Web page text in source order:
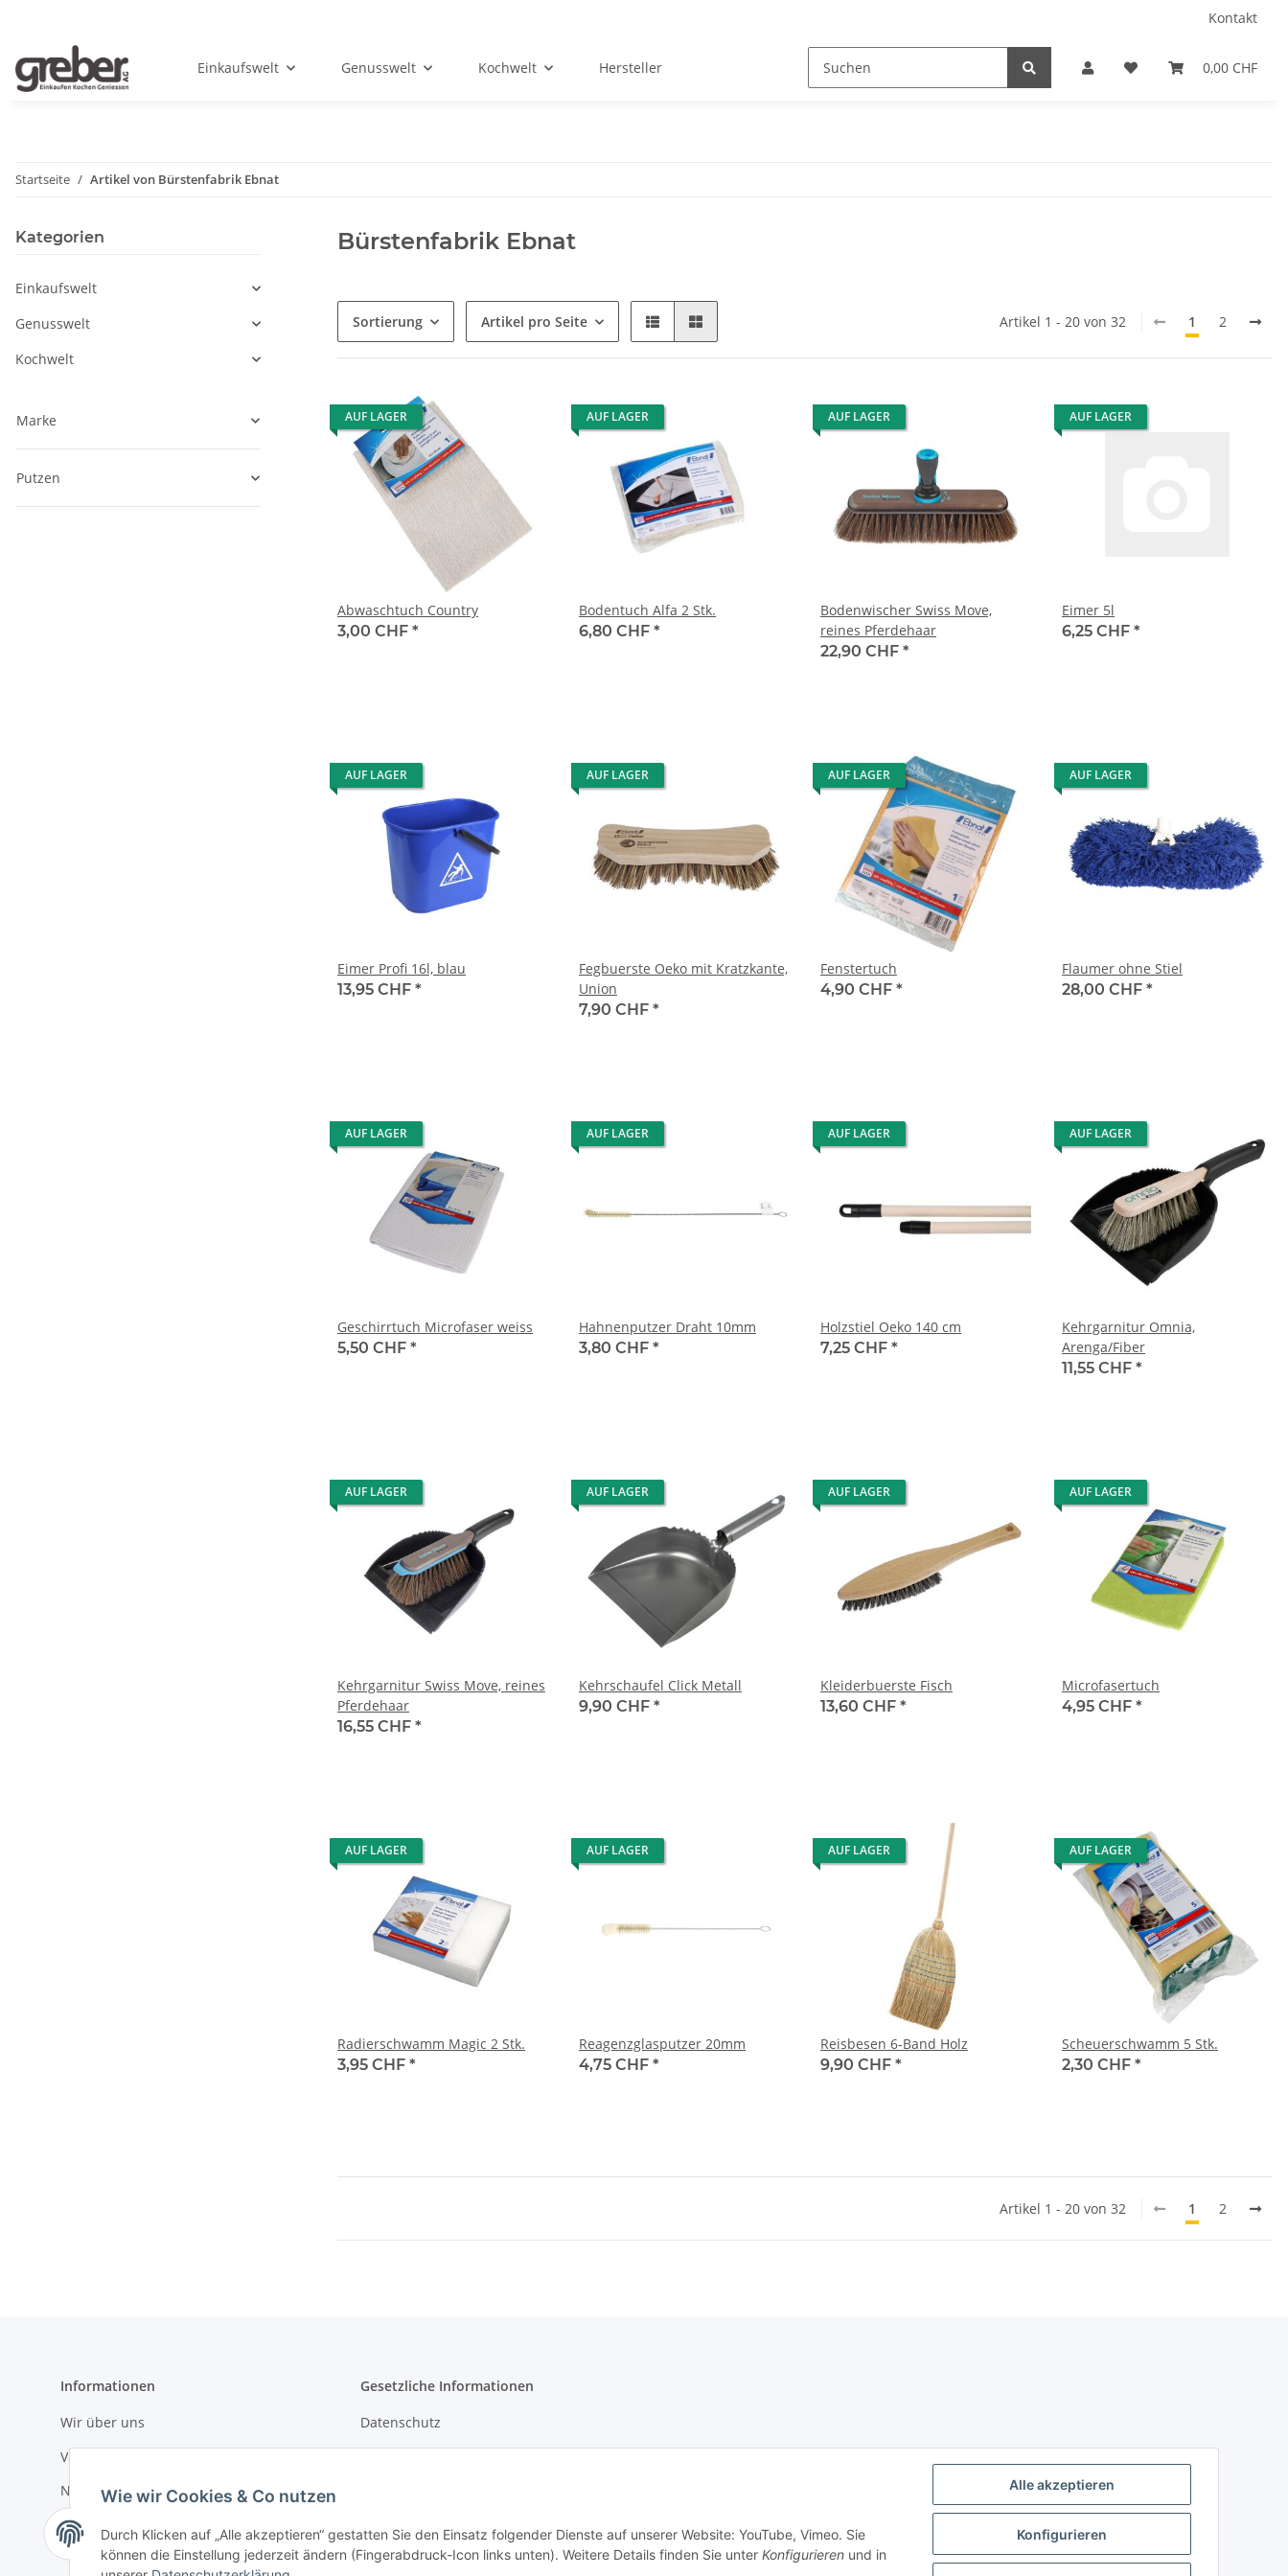
Kontakt
0,00 CHF
Einkaufswelt Genusswelt Kochwelt Hersteller
Startseite Artikel von Bürstenfabrik Ebnat
Bürstenfabrik Ebnat
Sortierung Artikel pro Seite Artikel 1 - 20 von 32 1 2
AUF LAGER
Abwaschtuch Country
3,00 CHF *
AUF LAGER
Bodentuch Alfa 2 Stk.
6,80 CHF *
AUF LAGER
Bodenwischer Swiss Move,
reines Pferdehaar
22,90 CHF *
AUF LAGER
Eimer 5l
6,25 CHF *
AUF LAGER
Eimer Profi 16l, blau
13,95 CHF *
AUF LAGER
Fegbuerste Oeko mit Kratzkante,
Union
7,90 CHF *
AUF LAGER
Fenstertuch
4,90 CHF *
AUF LAGER
Flaumer ohne Stiel
28,00 CHF *
AUF LAGER
Geschirrtuch Microfaser weiss
5,50 CHF *
AUF LAGER
Hahnenputzer Draht 10mm
3,80 CHF *
AUF LAGER
Holzstiel Oeko 140 cm
7,25 CHF *
AUF LAGER
Kehrgarnitur Omnia,
Arenga/Fiber
11,55 CHF *
AUF LAGER
Kehrgarnitur Swiss Move, reines
Pferdehaar
16,55 CHF *
AUF LAGER
Kehrschaufel Click Metall
9,90 CHF *
AUF LAGER
Kleiderbuerste Fisch
13,60 CHF *
AUF LAGER
Microfasertuch
4,95 CHF *
AUF LAGER
Radierschwamm Magic 2 Stk.
3,95 CHF *
AUF LAGER
Reagenzglasputzer 20mm
4,75 CHF *
AUF LAGER
Reisbesen 6-Band Holz
9,90 CHF *
AUF LAGER
Scheuerschwamm 5 Stk.
2,30 CHF *
Artikel 1 - 20 von 32 1 2
Kategorien
Einkaufswelt
Genusswelt
Kochwelt
Marke
Putzen
Informationen
Wir über uns
Versandinformationen
Newsletter
Gesetzliche Informationen
Datenschutz
Wie wir Cookies & Co nutzen
Durch Klicken auf „Alle akzeptieren“ gestatten Sie den Einsatz folgender Dienste auf unserer Website: YouTube, Vimeo. Sie
können die Einstellung jederzeit ändern (Fingerabdruck-Icon links unten). Weitere Details finden Sie unter Konfigurieren und in
Alle akzeptieren
Konfigurieren